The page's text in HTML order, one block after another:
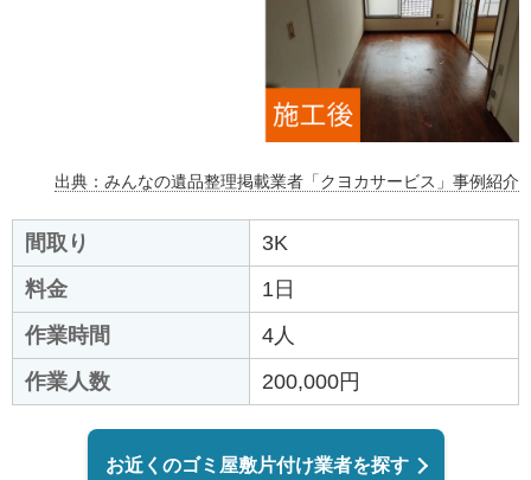
出典：みんなの遺品整理掲載業者「クヨカサービス」事例紹介
間取り
3K
料金
1日
作業時間
4人
作業人数
200,000円
お近くのゴミ屋敷片付け業者を探す